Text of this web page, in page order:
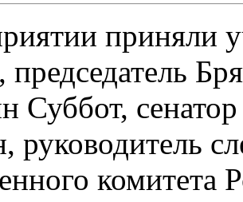
приняли
председатель
Суббот,
руководитель
комитета